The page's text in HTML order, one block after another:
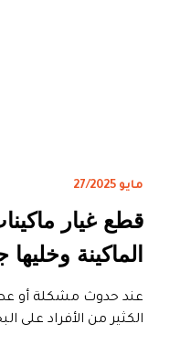
مايو 27/2025
قطع غيار
الماكينة
عند حدوث مشكلة أو
الكثير من الأفراد على